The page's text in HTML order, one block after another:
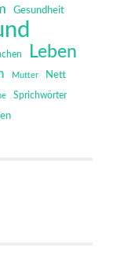
Gesundheit
Leben
Mutter Nett
Sprichwörter